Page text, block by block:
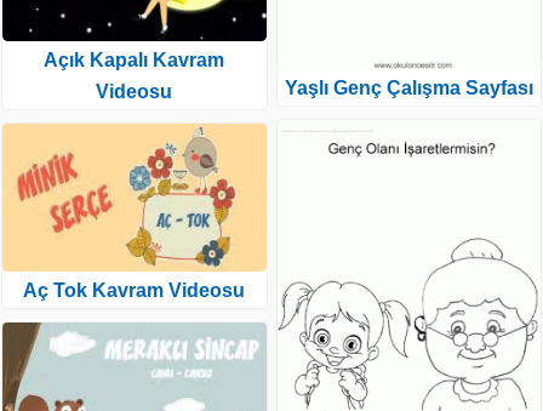
Açık Kapalı Kavram
Videosu
Aç Tok Kavram Videosu
Yaşlı Genç Çalışma Sayfası